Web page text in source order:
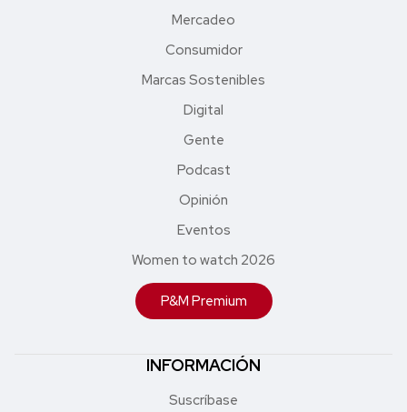
Mercadeo
Consumidor
Marcas Sostenibles
Digital
Gente
Podcast
Opinión
Eventos
Women to watch 2026
P&M Premium
INFORMACIÓN
Suscríbase